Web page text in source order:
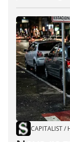
CAPITALIST/